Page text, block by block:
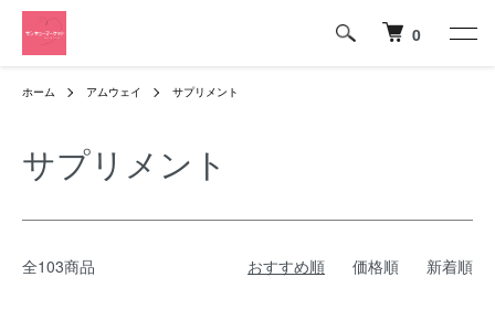
0
ホーム アムウェイ サプリメント
サプリメント
全103商品 おすすめ順 価格順 新着順